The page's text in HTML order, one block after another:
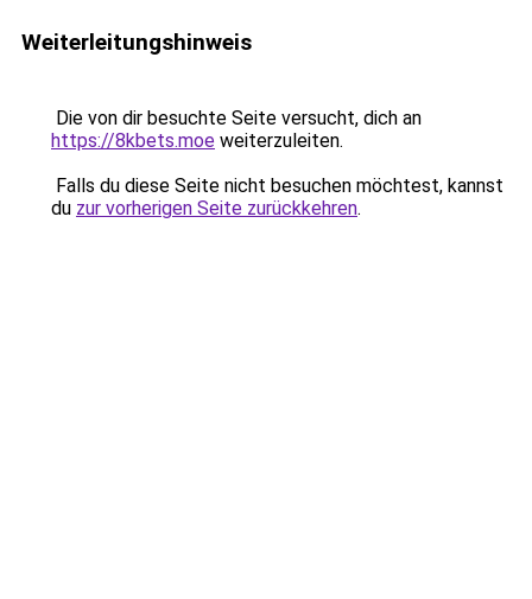
Weiterleitungshinweis
Die von dir besuchte Seite versucht, dich an
https://8kbets.moe weiterzuleiten.
Falls du diese Seite nicht besuchen möchtest, kannst
du zur vorherigen Seite zurückkehren.